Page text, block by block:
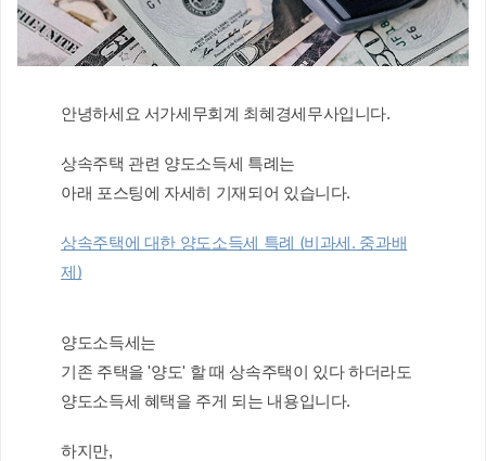
안녕하세요 서가세무회계 최혜경세무사입니다.
상속주택 관련 양도소득세 특례는
아래 포스팅에 자세히 기재되어 있습니다.
상속주택에 대한 양도소득세 특례 (비과세. 중과배
제)
양도소득세는
기존 주택을 '양도' 할 때 상속주택이 있다 하더라도
양도소득세 혜택을 주게 되는 내용입니다.
하지만,